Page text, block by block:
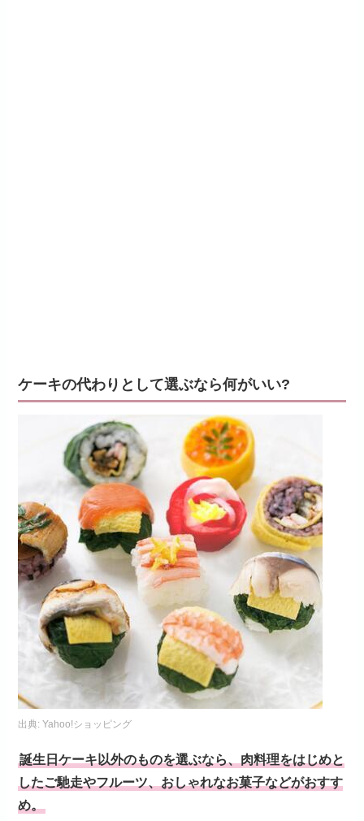
ケーキの代わりとして選ぶなら何がいい?
出典:Yahoo!ショッピング
誕生日ケーキ以外のものを選ぶなら、肉料理をはじめと
したご馳走やフルーツ、おしゃれなお菓子などがおすす
め。